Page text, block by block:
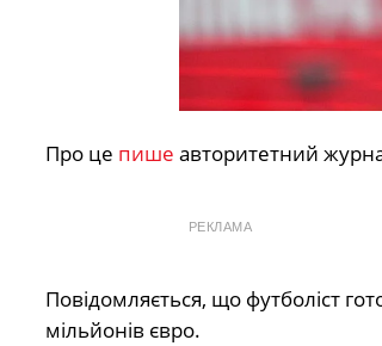
Про це пише авторитетний
РЕКЛАМА
Повідомляється, що футболіст
мільйонів євро.